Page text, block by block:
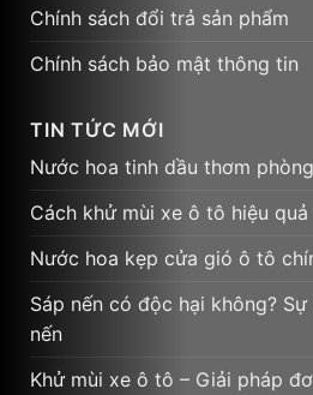
Chính sách đổi trả sản phẩm
Chính sách bảo mật thông tin
TIN TỨC MỚI
Nước hoa tinh dầu thơm
Cách khử mùi xe ô tô hiệu
Nước hoa kẹp cửa gió ô tô
Sáp nến có độc hại không?
nến
Khử mùi xe ô tô – Giải pháp